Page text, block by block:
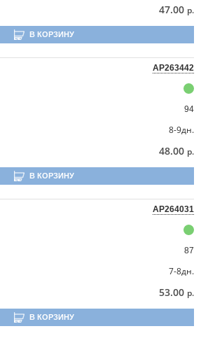
47.00 р.
В КОРЗИНУ
AP263442
94
8-9дн.
48.00 р.
В КОРЗИНУ
AP264031
87
7-8дн.
53.00 р.
В КОРЗИНУ